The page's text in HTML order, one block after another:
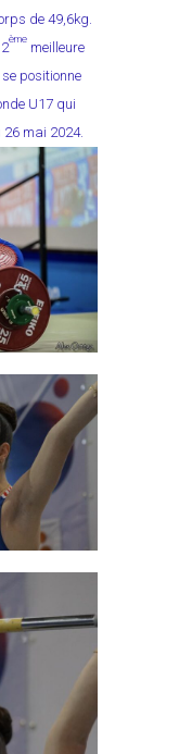
de 49,6kg.
ème
meilleure
positionne
U17 qui
mai 2024.